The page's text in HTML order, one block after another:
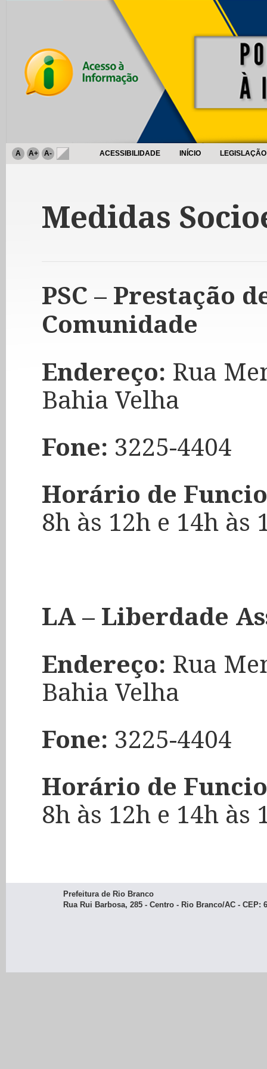
A A+ A- ACESSIBILIDADE INÍCIO LEGISLAÇÃO
Medidas
PSC – Prestação
Comunidade
Endereço: Rua
Bahia Velha
Fone: 3225-4404
Horário de
8h às 12h e 14h às
LA – Liberdade
Endereço: Rua
Bahia Velha
Fone: 3225-4404
Horário de
8h às 12h e 14h às
Prefeitura de Rio Branco
Rua Rui Barbosa, 285 - Centro - Rio Branco/AC - CEP: